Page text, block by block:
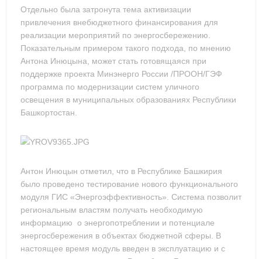
Отдельно была затронута тема активизации
привлечения внебюджетного финансирования для
реализации мероприятий по энергосбережению.
Показательным примером такого подхода, по мнению
Антона Инюцына, может стать готовящаяся при
поддержке проекта Минэнерго России /ПРООН/ГЭФ
программа по модернизации систем уличного
освещения в муниципальных образованиях Республики
Башкортостан.
Антон Инюцын отметил, что в Республике Башкирия
было проведено тестирование нового функционального
модуля ГИС «Энергоэффективность». Система позволит
региональным властям получать необходимую
информацию о энергопотреблении и потенциале
энергосбережения в объектах бюджетной сферы. В
настоящее время модуль введен в эксплуатацию и с